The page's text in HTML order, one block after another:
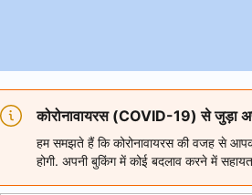
कोरोनावायरस (COVID-19) से जुड़ा
हम समझते हैं कि कोरोनावायरस की वजह से
होगी. अपनी बुकिंग में कोई बदलाव करने में